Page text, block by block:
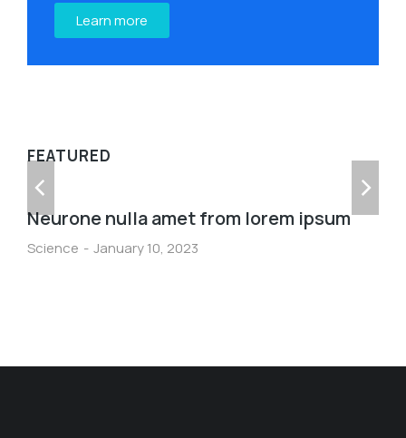
Learn more
FEATURED
Neurone nulla amet from lorem ipsum
Science January 10, 2023